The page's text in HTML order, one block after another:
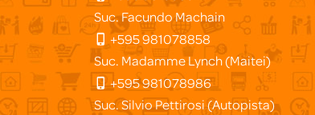
Suc. Facundo Machain
+595 981078858
Suc. Madamme Lynch (Maitei)
+595 981078986
Suc. Silvio Pettirosi (Autopista)